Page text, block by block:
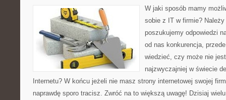
W jaki sposób mamy
sobie z IT w firmie?
poszukujemy odpowiedzi
od nas konkurencja,
wiedzieć, czy może nie
najzwyczajniej w świecie
Internetu? W końcu jeżeli nie masz strony internetowej swojej
naprawdę sporo tracisz. Zwróć na to większą uwagę! Dzisiaj